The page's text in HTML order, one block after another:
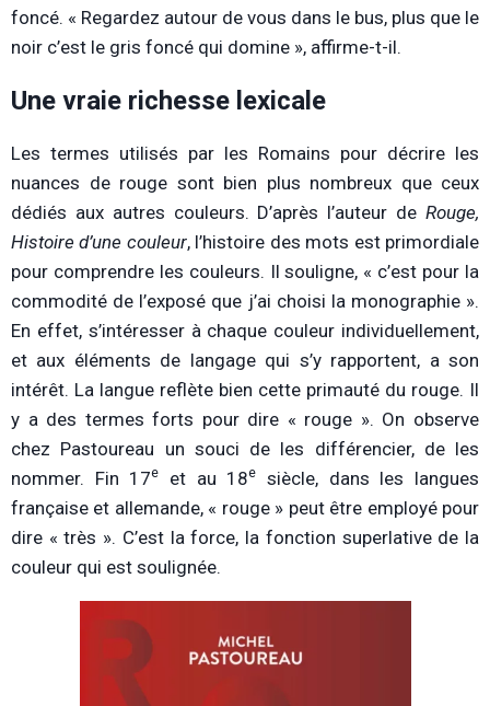
foncé. « Regardez autour de vous dans le bus, plus que le
noir c’est le gris foncé qui domine », affirme-t-il.
Une vraie richesse lexicale
Les termes utilisés par les Romains pour décrire les
nuances de rouge sont bien plus nombreux que ceux
dédiés aux autres couleurs. D’après l’auteur de Rouge,
Histoire d’une couleur, l’histoire des mots est primordiale
pour comprendre les couleurs. Il souligne, « c’est pour la
commodité de l’exposé que j’ai choisi la monographie ».
En effet, s’intéresser à chaque couleur individuellement,
et aux éléments de langage qui s’y rapportent, a son
intérêt. La langue reflète bien cette primauté du rouge. Il
y a des termes forts pour dire « rouge ». On observe
chez Pastoureau un souci de les différencier, de les
nommer. Fin 17e et au 18e
siècle, dans les langues
française et allemande, « rouge » peut être employé pour
dire « très ». C’est la force, la fonction superlative de la
couleur qui est soulignée.